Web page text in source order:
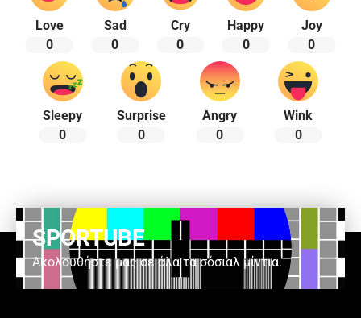
Love
0
Sad
0
Cry
0
Happy
0
Joy
0
Sleepy
0
Surprise
0
Angry
0
Wink
0
SPORTUBE
Ακολουθήστε μας σε όλα τα σόσιαλ μίντια.